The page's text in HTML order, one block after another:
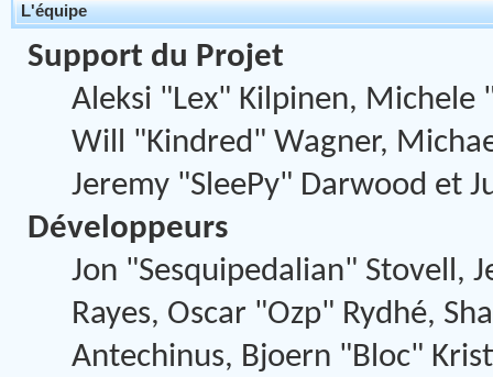
L'équipe
Support du Projet
Aleksi "Lex" Kilpinen, Michele
Will "Kindred" Wagner,
Jeremy "SleePy" Darwood et
Développeurs
Jon "Sesquipedalian" Stovell,
Rayes, Oscar "Ozp" Rydhé,
Antechinus, Bjoern "Bloc"